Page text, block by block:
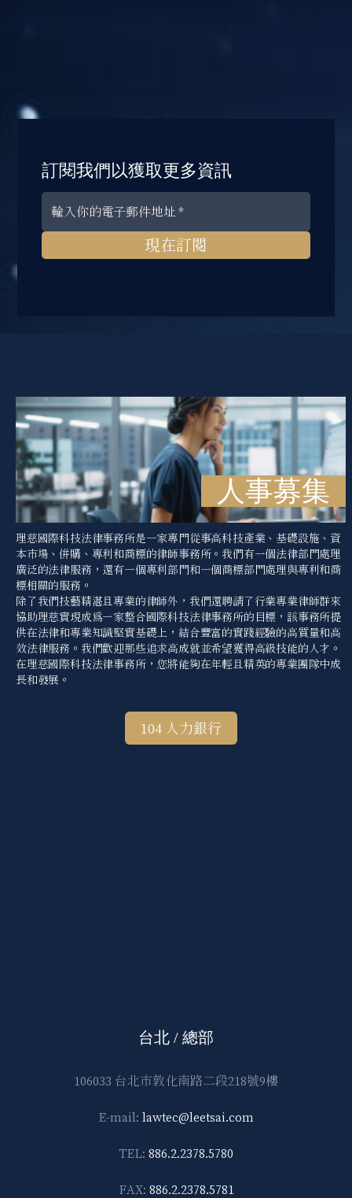
訂閱我們以獲取更多資訊
現在訂閱
人事募集
理慈國際科技法律事務所是一家專門從事高科技產業、基礎設施、資
本市場、併購、專利和商標的律師事務所。我們有一個法律部門處理
廣泛的法律服務，還有一個專利部門和一個商標部門處理與專利和商
標相關的服務。
除了我們技藝精湛且專業的律師外，我們還聘請了行業專業律師群來
協助理慈實現成為一家整合國際科技法律事務所的目標，該事務所提
供在法律和專業知識堅實基礎上，結合豐富的實踐經驗的高質量和高
效法律服務。我們歡迎那些追求高成就並希望獲得高級技能的人才。
在理慈國際科技法律事務所，您將能夠在年輕且精英的專業團隊中成
長和發展。
104 人力銀行
台北 / 總部
106033 台北市敦化南路二段218號9樓
E-mail: lawtec@leetsai.com
TEL: 886.2.2378.5780
FAX: 886.2.2378.5781